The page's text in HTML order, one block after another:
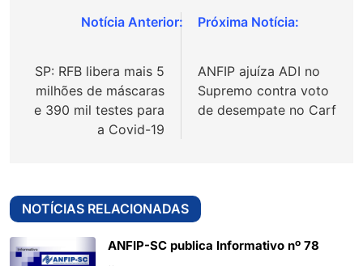
Navegação
Post
SP: RFB libera mais 5
milhões de máscaras
e 390 mil testes para
a Covid-19
ANFIP ajuíza ADI no
Supremo contra voto
de desempate no Carf
NOTÍCIAS RELACIONADAS
ANFIP-SC publica Informativo nº 78